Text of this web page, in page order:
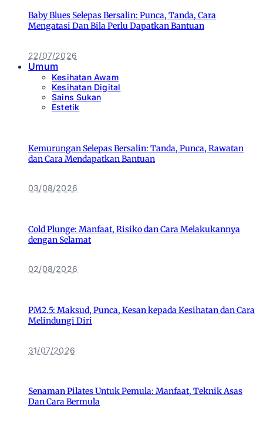
Baby Blues Selepas Bersalin: Punca, Tanda, Cara
Mengatasi Dan Bila Perlu Dapatkan Bantuan
22/07/2026
Umum
Kesihatan Awam
Kesihatan Digital
Sains Sukan
Estetik
Kemurungan Selepas Bersalin: Tanda, Punca, Rawatan
dan Cara Mendapatkan Bantuan
03/08/2026
Cold Plunge: Manfaat, Risiko dan Cara Melakukannya
dengan Selamat
02/08/2026
PM2.5: Maksud, Punca, Kesan kepada Kesihatan dan Cara
Melindungi Diri
31/07/2026
Senaman Pilates Untuk Pemula: Manfaat, Teknik Asas
Dan Cara Bermula